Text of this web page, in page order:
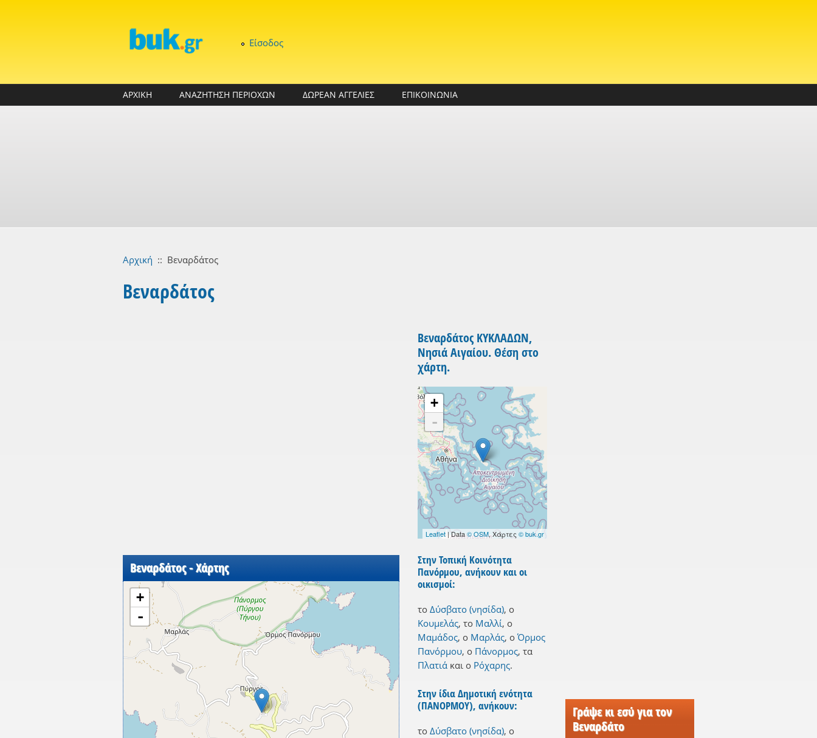
Είσοδος
ΑΡΧΙΚΗ ΑΝΑΖΗΤΗΣΗ ΠΕΡΙΟΧΩΝ ΔΩΡΕΑΝ ΑΓΓΕΛΙΕΣ ΕΠΙΚΟΙΝΩΝΙΑ
Αρχική :: Βεναρδάτος
Βεναρδάτος
Βεναρδάτος - Χάρτης
+
-
Βεναρδάτος ΚΥΚΛΑΔΩΝ,
Νησιά Αιγαίου. Θέση στο
χάρτη.
+
-
Leaflet| Data© OSM, Χάρτες © buk.gr
Στην Τοπική Κοινότητα
Πανόρμου, ανήκουν και οι
οικισμοί:
το Δύσβατο (νησίδα), ο
Κουμελάς, το Μαλλί, ο
Μαμάδος, ο Μαρλάς, ο Όρμος
Πανόρμου, ο Πάνορμος, τα
Πλατιά και ο Ρόχαρης.
Στην ίδια Δημοτική ενότητα
(ΠΑΝΟΡΜΟΥ), ανήκουν:
το Δύσβατο (νησίδα), ο
Γράψε κι εσύ για τον
Βεναρδάτο